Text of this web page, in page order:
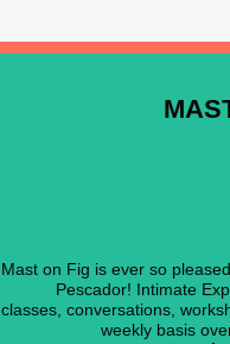
Mast on Fig is ever so
Pescador! Intimate
classes, conversations,
weekly basis